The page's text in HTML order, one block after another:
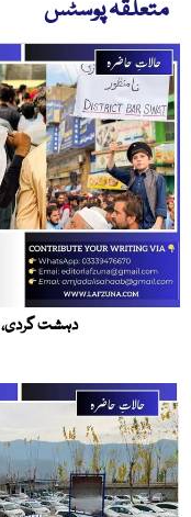
متعلقہ پوسٹس
دہشت گردی،